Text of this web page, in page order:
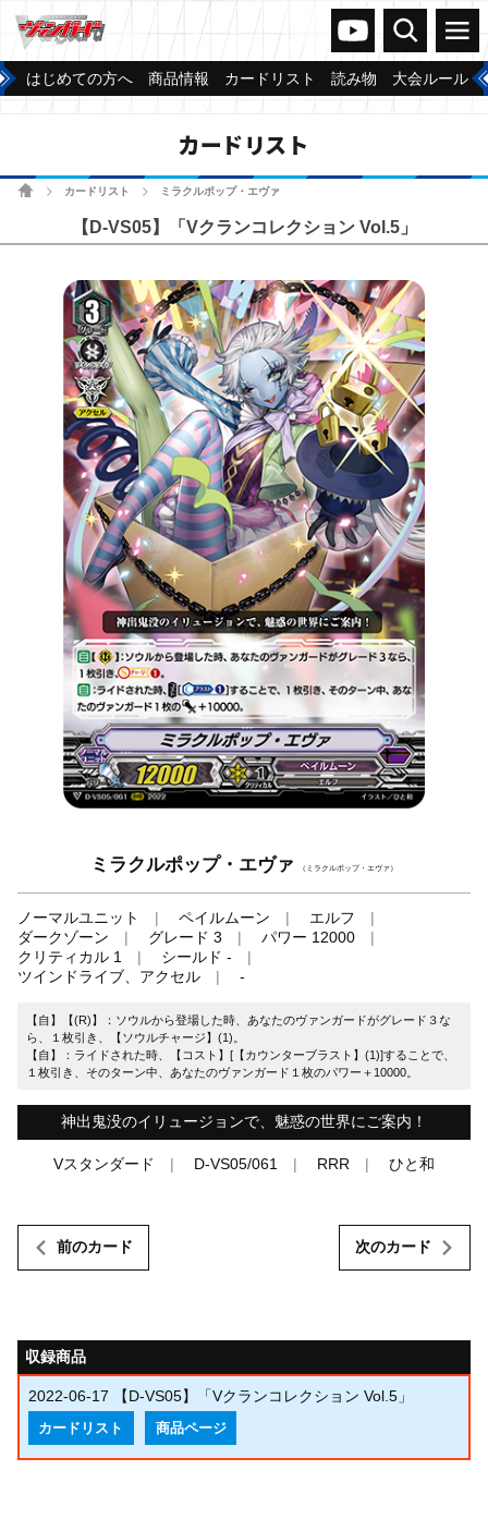
ヴァンガードch
検索 メニュー
はじめての方へ 商品情報 カードリスト 読み物 大会ルール
カードリスト
ホームカードリスト ミラクルポップ・エヴァ
【D-VS05】「Vクランコレクション Vol.5」
ミラクルポップ・エヴァ （ミラクルポップ・エヴァ）
ノーマルユニット ペイルムーン
エルフ
ダークゾーン
グレード 3
パワー 12000
クリティカル 1
シールド -
ツインドライブ、アクセル
-
【自】【(R)】：ソウルから登場した時、あなたのヴァンガードがグレード３な
ら、１枚引き、【ソウルチャージ】(1)。
【自】：ライドされた時、【コスト】[【カウンターブラスト】(1)]することで、
１枚引き、そのターン中、あなたのヴァンガード１枚のパワー＋10000。
神出鬼没のイリュージョンで、魅惑の世界にご案内！
Vスタンダード D-VS05/061 RRR ひと和
前のカード 次のカード
収録商品
2022-06-17 【D-VS05】「Vクランコレクション Vol.5」
カードリスト 商品ページ